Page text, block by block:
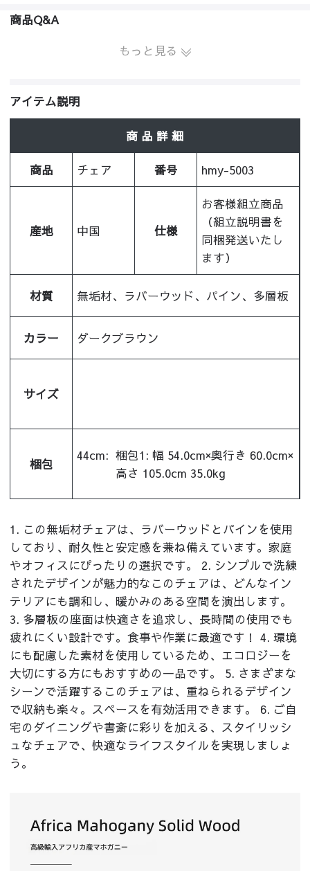
商品Q&A
もっと見る
アイテム説明
商 品 詳 細
商品 チェア 番号 hmy-5003
産地 中国 仕様
お客様組立商品
（組立説明書を
同梱発送いたし
ます）
材質 無垢材、ラバーウッド、パイン、多層板
カラー ダークブラウン
サイズ
梱包
44cm: 梱包1: 幅 54.0cm×奥行き 60.0cm×
高さ 105.0cm 35.0kg
1. この無垢材チェアは、ラバーウッドとパインを使用
しており、耐久性と安定感を兼ね備えています。家庭
やオフィスにぴったりの選択です。 2. シンプルで洗練
されたデザインが魅力的なこのチェアは、どんなイン
テリアにも調和し、暖かみのある空間を演出します。
3. 多層板の座面は快適さを追求し、長時間の使用でも
疲れにくい設計です。食事や作業に最適です！ 4. 環境
にも配慮した素材を使用しているため、エコロジーを
大切にする方にもおすすめの一品です。 5. さまざまな
シーンで活躍するこのチェアは、重ねられるデザイン
で収納も楽々。スペースを有効活用できます。 6. ご自
宅のダイニングや書斎に彩りを加える、スタイリッシ
ュなチェアで、快適なライフスタイルを実現しましょ
う。